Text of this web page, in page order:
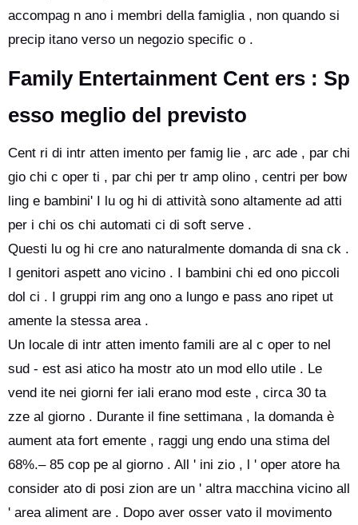
accompag n ano i membri della famiglia , non quando si
precip itano verso un negozio specific o .
Family Entertainment Cent ers : Sp
esso meglio del previsto
Cent ri di intr atten imento per famig lie , arc ade , par chi
gio chi c oper ti , par chi per tr amp olino , centri per bow
ling e bambini' I lu og hi di attività sono altamente ad atti
per i chi os chi automati ci di soft serve .
Questi lu og hi cre ano naturalmente domanda di sna ck .
I genitori aspett ano vicino . I bambini chi ed ono piccoli
dol ci . I gruppi rim ang ono a lungo e pass ano ripet ut
amente la stessa area .
Un locale di intr atten imento famili are al c oper to nel
sud - est asi atico ha mostr ato un mod ello utile . Le
vend ite nei giorni fer iali erano mod este , circa 30 ta
zze al giorno . Durante il fine settimana , la domanda è
aument ata fort emente , raggi ung endo una stima del
68%.– 85 cop pe al giorno . All ' ini zio , l ' oper atore ha
consider ato di posi zion are un ' altra macchina vicino all
' area aliment are . Dopo aver osser vato il movimento